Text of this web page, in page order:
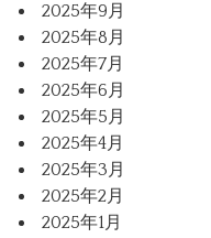
2025年9月
2025年8月
2025年7月
2025年6月
2025年5月
2025年4月
2025年3月
2025年2月
2025年1月